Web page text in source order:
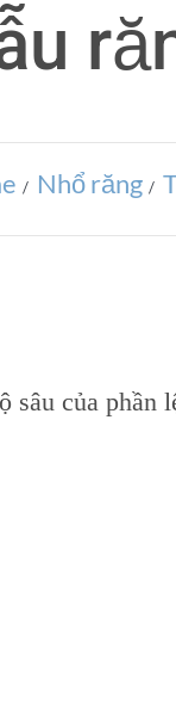
Nhổ răng
của phần